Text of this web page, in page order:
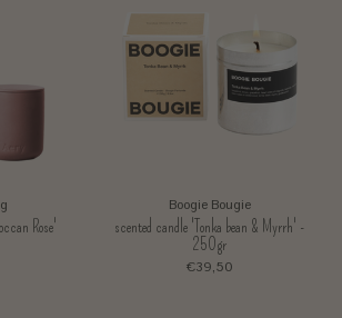
Rose'
Boogie Bougie
scented candle 'Tonka bean & Myrrh' -
250gr
€39,50